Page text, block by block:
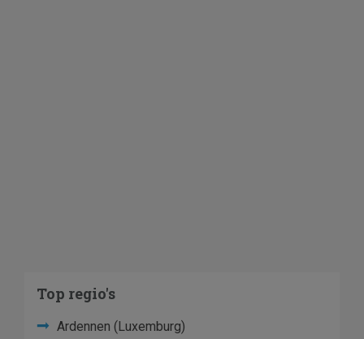
Top regio's
Ardennen (Luxemburg)